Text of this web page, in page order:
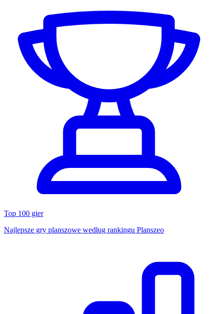
Top 100 gier
Najlepsze gry planszowe według rankingu Planszeo